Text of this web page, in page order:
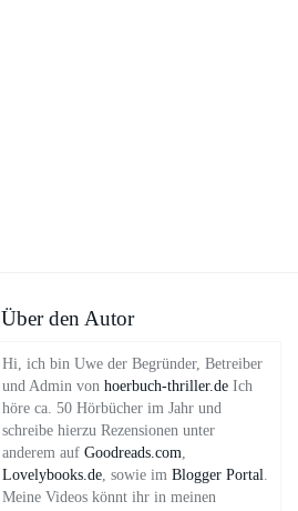
Über den Autor
Hi, ich bin Uwe der Begründer, Betreiber
und Admin von hoerbuch-thriller.de Ich
höre ca. 50 Hörbücher im Jahr und
schreibe hierzu Rezensionen unter
anderem auf Goodreads.com,
Lovelybooks.de, sowie im Blogger Portal.
Meine Videos könnt ihr in meinen